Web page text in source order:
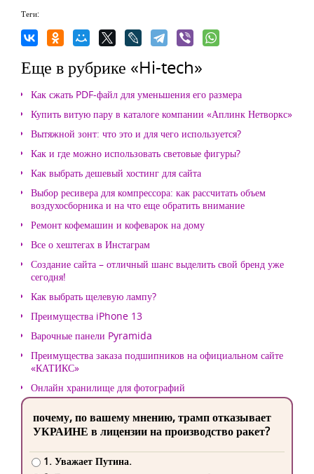
Теги:
Еще в рубрике «Hi-tech»
Как сжать PDF-файл для уменьшения его размера
Купить витую пару в каталоге компании «Аплинк Нетворкс»
Вытяжной зонт: что это и для чего используется?
Как и где можно использовать световые фигуры?
Как выбрать дешевый хостинг для сайта
Выбор ресивера для компрессора: как рассчитать объем
воздухосборника и на что еще обратить внимание
Ремонт кофемашин и кофеварок на дому
Все о хештегах в Инстаграм
Создание сайта – отличный шанс выделить свой бренд уже
сегодня!
Как выбрать щелевую лампу?
Преимущества iPhone 13
Варочные панели Pyramida
Преимущества заказа подшипников на официальном сайте
«КАТИКС»
Онлайн хранилище для фотографий
почему, по вашему мнению, трамп отказывает
УКРАИНЕ в лицензии на производство ракет?
1. Уважает Путина.